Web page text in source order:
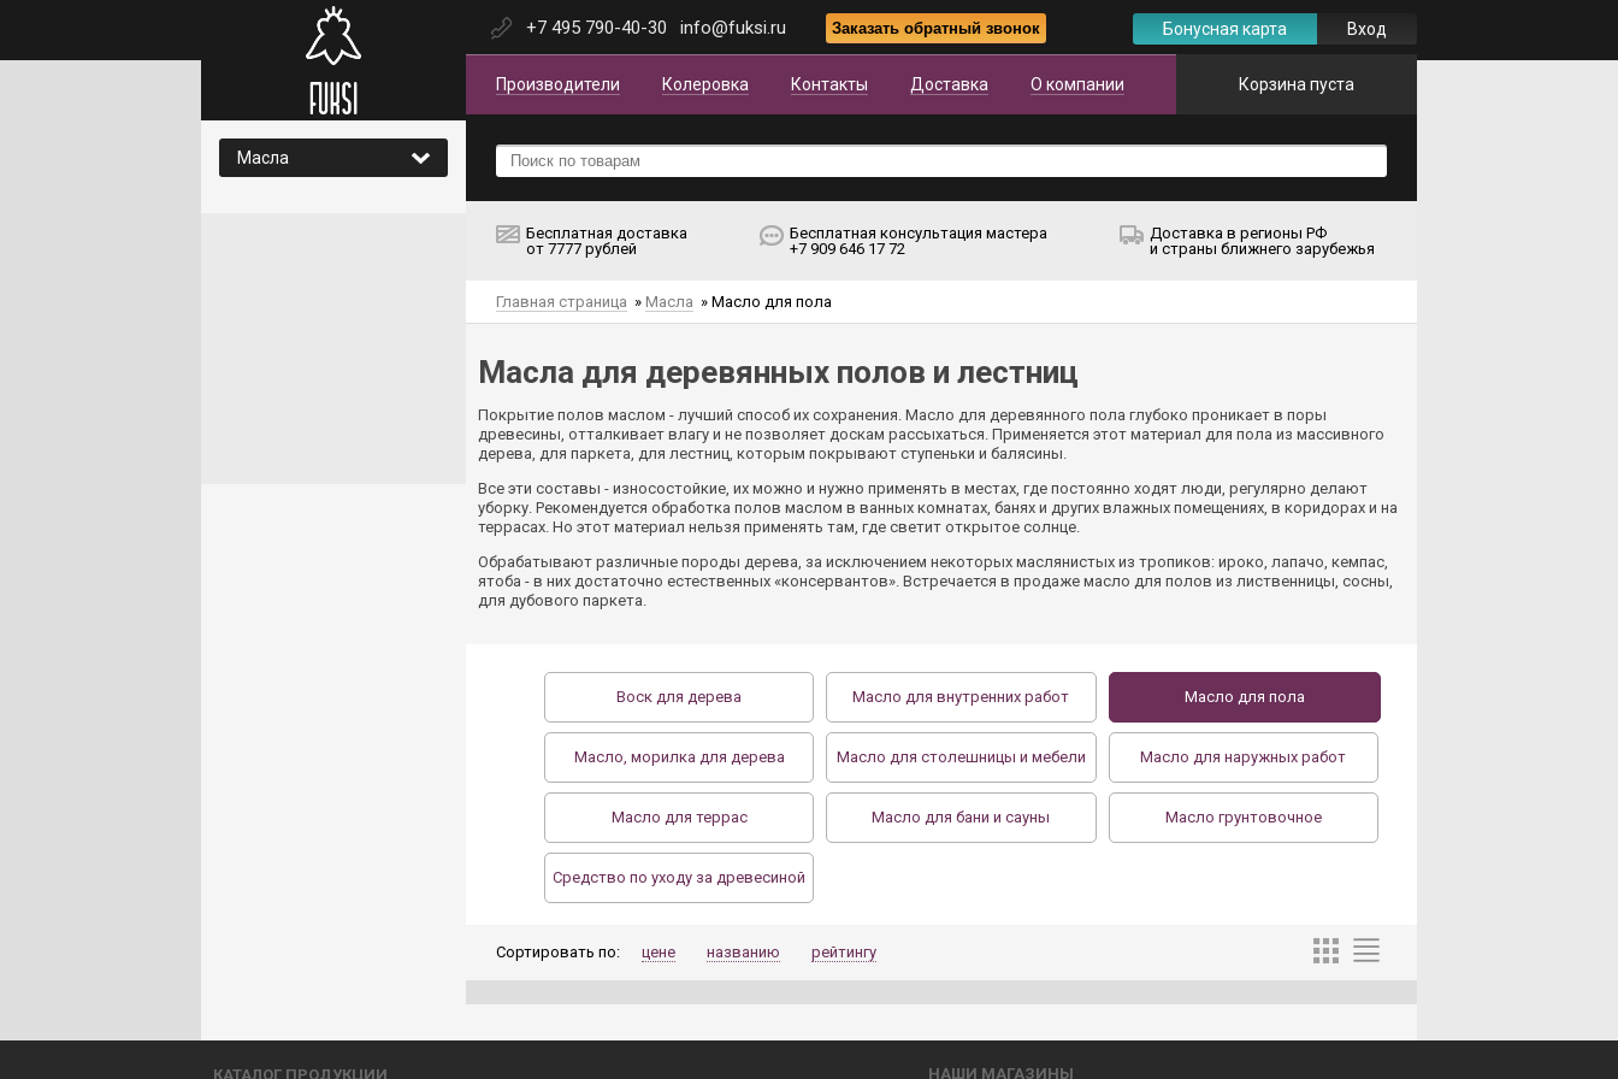
+7 495 790-40-30 info@fuksi.ru Бонусная карта Вход
Производители Колеровка Контакты Доставка О компании Корзина пуста
Масла
Бесплатная доставка
от 7777 рублей
Бесплатная консультация мастера
+7 909 646 17 72
Доставка в регионы РФ
и страны ближнего зарубежья
Главная страница » Масла » Масло для пола
Масла для деревянных полов и лестниц
Покрытие полов маслом - лучший способ их сохранения. Масло для деревянного пола глубоко проникает в поры
древесины, отталкивает влагу и не позволяет доскам рассыхаться. Применяется этот материал для пола из массивного
дерева, для паркета, для лестниц, которым покрывают ступеньки и балясины.
Все эти составы - износостойкие, их можно и нужно применять в местах, где постоянно ходят люди, регулярно делают
уборку. Рекомендуется обработка полов маслом в ванных комнатах, банях и других влажных помещениях, в коридорах и на
террасах. Но этот материал нельзя применять там, где светит открытое солнце.
Обрабатывают различные породы дерева, за исключением некоторых маслянистых из тропиков: ироко, лапачо, кемпас,
ятоба - в них достаточно естественных «консервантов». Встречается в продаже масло для полов из лиственницы, сосны,
для дубового паркета.
Воск для дерева Масло для внутренних работ Масло для пола
Масло, морилка для дерева Масло для столешницы и мебели Масло для наружных работ
Масло для террас Масло для бани и сауны Масло грунтовочное
Средство по уходу за древесиной
Сортировать по: цене названию рейтингу
КАТАЛОГ ПРОДУКЦИИ НАШИ МАГАЗИНЫ